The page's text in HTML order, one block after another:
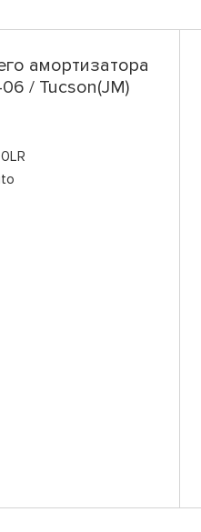
амортизатора
/ Tucson(JM)